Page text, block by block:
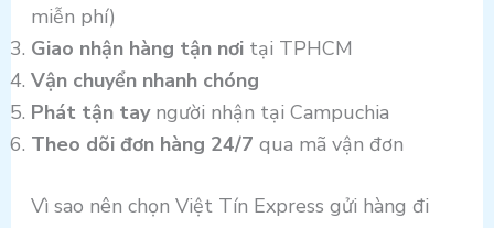
miễn phí)
Giao nhận hàng tận nơitại TPHCM
Vận chuyển nhanh chóng
Phát tận tayngười nhận tại Campuchia
Theo dõi đơn hàng 24/7 qua mã vận đơn
Vì sao nên chọn Việt Tín Express gửi hàng đi